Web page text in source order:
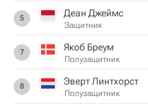
5 Деан Джеймс
Защитник
7 Якоб Бреум
Полузащитник
8 Эверт Линтхорст
Полузащитник